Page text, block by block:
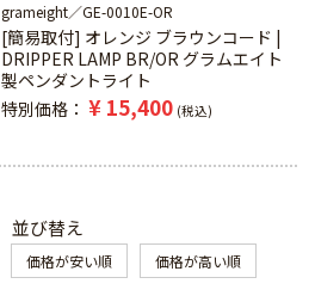
grameight
GE-0010E-OR
[簡易取付] オレンジ ブラウンコード |
DRIPPER LAMP BR/OR グラムエイト
製ペンダントライト
特別価格
¥ 15,400 税込
並び替え
価格が安い順 価格が高い順